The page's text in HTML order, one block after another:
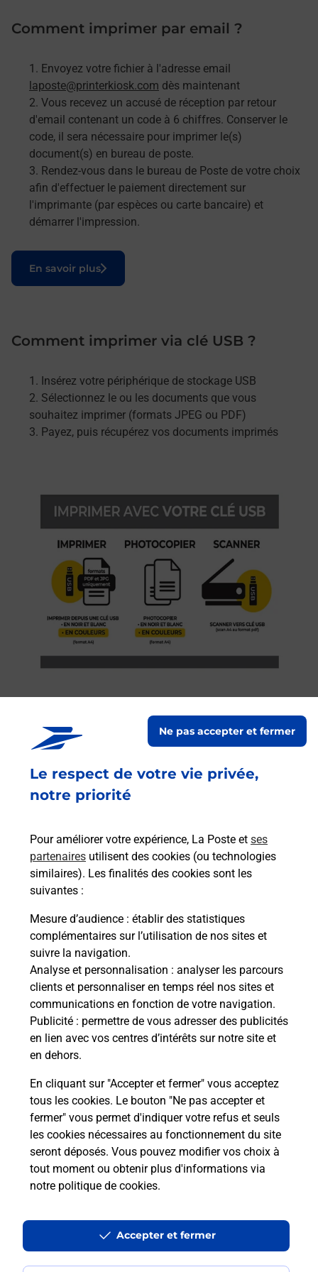
Le respect de votre vie privée,
notre priorité
Pour améliorer votre expérience, La Poste et ses
partenaires utilisent des cookies (ou technologies
similaires). Les finalités des cookies sont les
suivantes :
Mesure d’audience : établir des statistiques
complémentaires sur l’utilisation de nos sites et
suivre la navigation.
Analyse et personnalisation : analyser les parcours
clients et personnaliser en temps réel nos sites et
communications en fonction de votre navigation.
Publicité : permettre de vous adresser des publicités
en lien avec vos centres d’intérêts sur notre site et
en dehors.
En cliquant sur "Accepter et fermer" vous acceptez
tous les cookies. Le bouton "Ne pas accepter et
fermer" vous permet d'indiquer votre refus et seuls
les cookies nécessaires au fonctionnement du site
seront déposés. Vous pouvez modifier vos choix à
tout moment ou obtenir plus d'informations via
notre politique de cookies.
Ne pas accepter et fermer
Accepter et fermer
Comment imprimer par email ?
Envoyez votre fichier à l'adresse email
laposte@printerkiosk.com dès maintenant
Vous recevez un accusé de réception par retour
d'email contenant un code à 6 chiffres. Conserver le
code, il sera nécessaire pour imprimer le(s)
document(s) en bureau de poste.
Rendez-vous dans le bureau de Poste de votre choix
afin d'effectuer le paiement directement sur
l'imprimante (par espèces ou carte bancaire) et
démarrer l'impression.
En savoir plus
Le lien s'ouvre dans un nouvel onglet
Comment imprimer via clé USB ?
Insérez votre périphérique de stockage USB
Sélectionnez le ou les documents que vous
souhaitez imprimer (formats JPEG ou PDF)
Payez, puis récupérez vos documents imprimés
Services
En savoir plus
Envoyer un colis
Vous souhaitez envoyer un colis depuis :
LINGOLSHEIM (67380) ? Découvrez toutes les
solutions proposées par La Poste.
En savoir plus
Questions fréquemment posées
Quel est le prix d’une impression ?
Où imprimer des documents autour